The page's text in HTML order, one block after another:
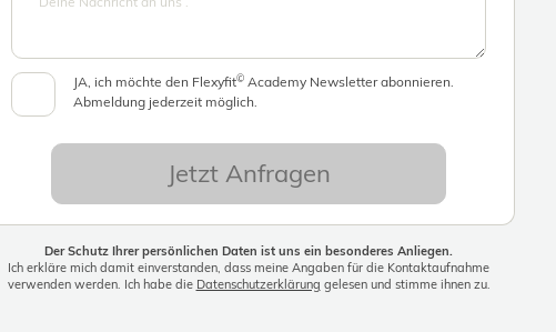
JA, ich möchte den Flexyfit© Academy Newsletter abonnieren.
Abmeldung jederzeit möglich.
Jetzt Anfragen
Der Schutz Ihrer persönlichen Daten ist uns ein besonderes Anliegen.
Ich erkläre mich damit einverstanden, dass meine Angaben für die Kontaktaufnahme
verwenden werden. Ich habe die Datenschutzerklärung gelesen und stimme ihnen zu.